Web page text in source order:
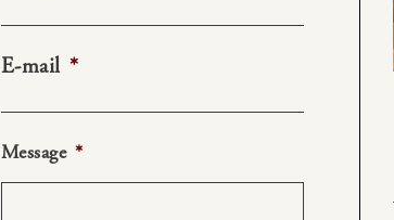
E-mail *
Message *